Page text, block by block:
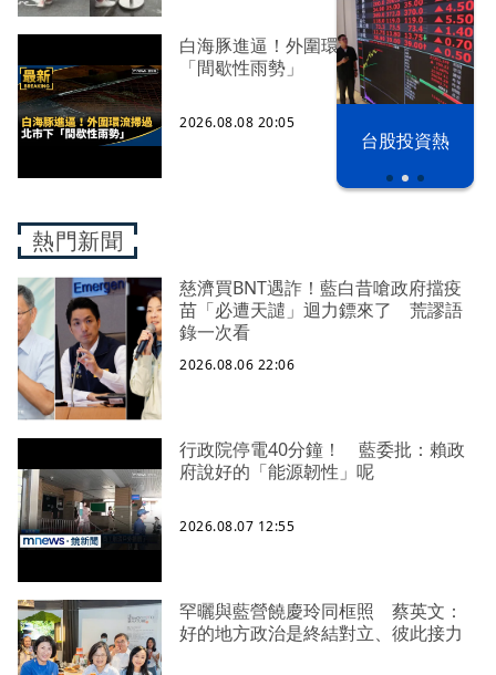
台股投資熱
白海豚進逼！外圍環流掃過 北市下
「間歇性雨勢」
2026.08.08 20:05
熱門新聞
慈濟買BNT遇詐！藍白昔嗆政府擋疫
苗「必遭天譴」迴力鏢來了 荒謬語
錄一次看
2026.08.06 22:06
行政院停電40分鐘！ 藍委批：賴政
府說好的「能源韌性」呢
2026.08.07 12:55
罕曬與藍營饒慶玲同框照 蔡英文：
好的地方政治是終結對立、彼此接力